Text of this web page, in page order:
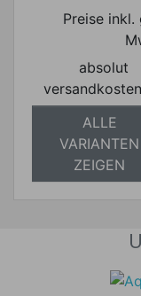
Preise inkl.
absolut
ALLE
VARIANTEN
ZEIGEN